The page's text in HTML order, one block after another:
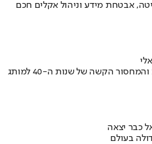
אבטחת מידע וניהול אקלים חכם
איך אסם הפכה את תקופת הצנע והמחסור הקשה של שנות ה-40 למותג
כבר יצאה
בעולם